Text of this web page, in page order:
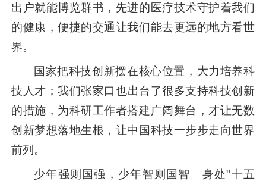
出户就能博览群书，先进的医疗技术守护着我们
的健康，便捷的交通让我们能去更远的地方看世
界。
国家把科技创新摆在核心位置，大力培养科
技人才；我们张家口也出台了很多支持科技创新
的措施，为科研工作者搭建广阔舞台，才让无数
创新梦想落地生根，让中国科技一步步走向世界
前列。
少年强则国强，少年智则国智。身处"十五